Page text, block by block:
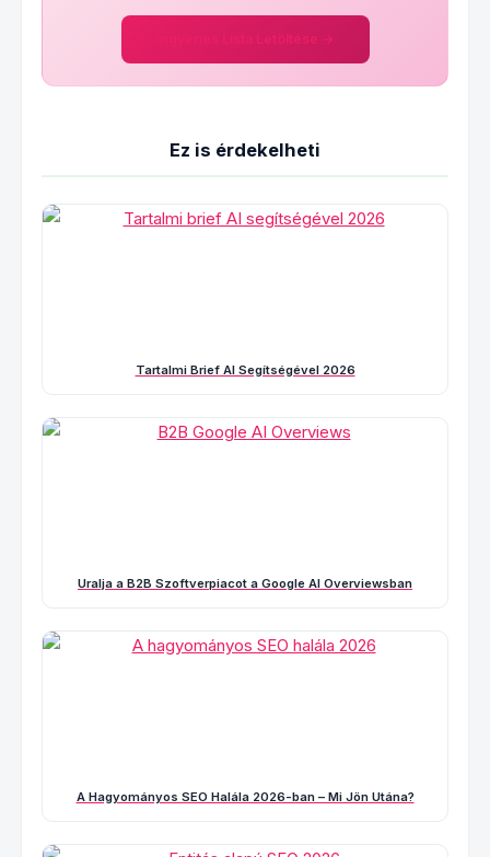
Ingyenes Lista Letöltése →
Ez is érdekelheti
Tartalmi Brief AI Segítségével 2026
Uralja a B2B Szoftverpiacot a Google AI Overviewsban
A Hagyományos SEO Halála 2026-ban – Mi Jön Utána?